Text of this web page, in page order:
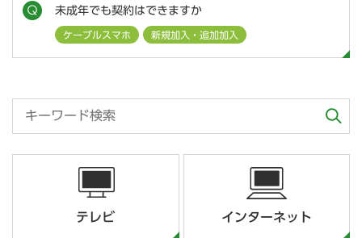
未成年でも契約はできますか
ケーブルスマホ 新規加入・追加加入
テレビ インターネット